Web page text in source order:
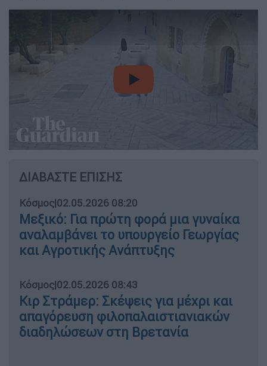
video
ΔΙΑΒΑΣΤΕ ΕΠΙΣΗΣ
Κόσμος|02.05.2026 08:20
Μεξικό: Για πρώτη φορά μια γυναίκα
αναλαμβάνει το υπουργείο Γεωργίας
και Αγροτικής Ανάπτυξης
Κόσμος|02.05.2026 08:43
Κιρ Στράμερ: Σκέψεις για μέχρι και
απαγόρευση φιλοπαλαιστιανιακών
διαδηλώσεων στη Βρετανία